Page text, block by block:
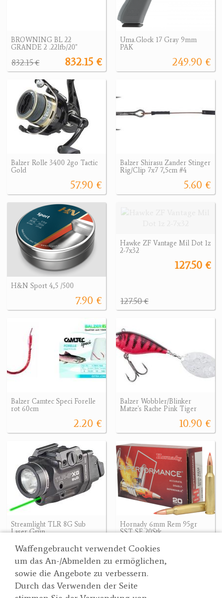
Waffengebraucht verwendet Cookies
um das An-/Abmelden zu ermöglichen,
sowie die Angebote zu verbessern.
Durch das Verwenden der Seite
BROWNING BL 22
GRANDE 2 .22lfb/20"
832.15 €
832.15 €
Uma.Glock 17 Gray 9mm
PAK
249.90 €
Balzer Rolle 3400 2go Tactic
Gold
57.90 €
Balzer Shirasu Zander Stinger
Rig/Clip 7x7 7,5cm #4
5.60 €
H&N Sport 4,5 /500
7.90 €
Hawke ZF Vantage Mil Dot 1z
2-7x32
127.50 €
127.50 €
Balzer Camtec Speci Forelle
rot 60cm
2.20 €
Balzer Wobbler/Blinker
Matze's Rache Pink Tiger
10.90 €
Streamlight TLR 8G Sub
Laser Grün
431.20 €
431.20 €
Hornady 6mm Rem 95gr
SST SF 20Stk.
Suche
Wertgarner 1820